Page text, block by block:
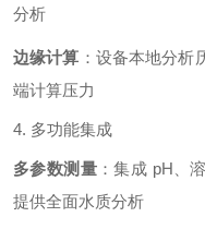
分析
边缘计算 ：设备本地分析
端计算压力
4. 多功能集成
多参数测量 ：集成 pH、
提供全面水质分析